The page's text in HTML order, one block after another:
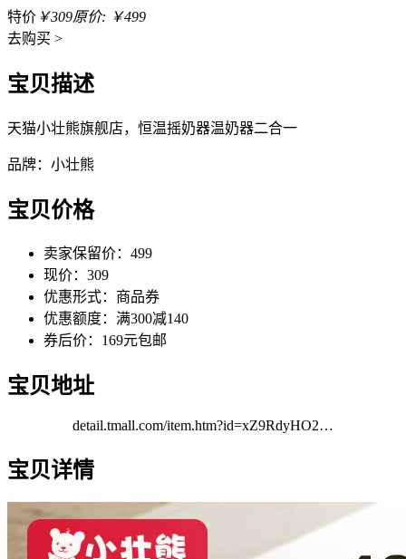
特价 ￥309原价: ￥499
去购买 >
宝贝描述
天猫小壮熊旗舰店，恒温摇奶器温奶器二合一
品牌：小壮熊
宝贝价格
卖家保留价：499
现价：309
优惠形式：商品券
优惠额度：满300减140
券后价：169元包邮
宝贝地址
detail.tmall.com/item.htm?id=xZ9RdyHO2…
宝贝详情